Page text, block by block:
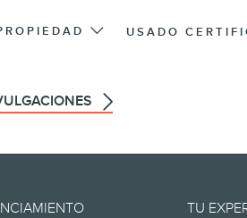
USADO
estado en que
TU